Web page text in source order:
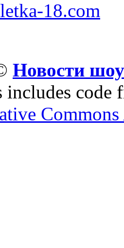
18.com
Новости
includes code